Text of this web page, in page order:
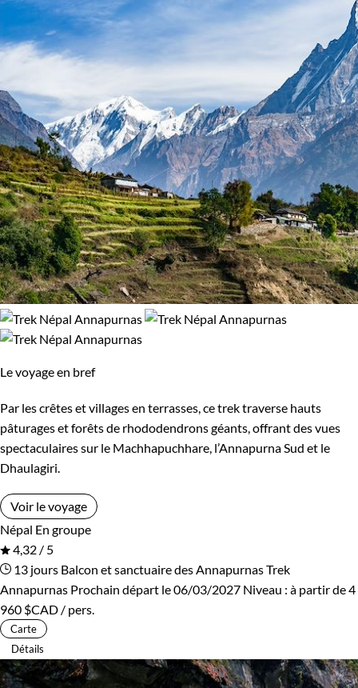
Le voyage en bref
Par les crêtes et villages en terrasses, ce trek traverse hauts
pâturages et forêts de rhododendrons géants, offrant des vues
spectaculaires sur le Machhapuchhare, l’Annapurna Sud et le
Dhaulagiri.
Voir le voyage
Népal En groupe
4,32 / 5
13 jours Balcon et sanctuaire des AnnapurnasTrek
Annapurnas Prochain départ le 06/03/2027 Niveau : à partir de4
960 $CAD / pers.
Carte
Détails